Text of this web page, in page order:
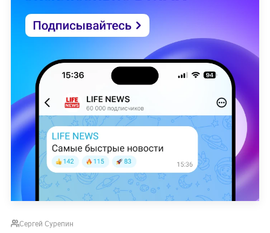
Сергей Сурепин